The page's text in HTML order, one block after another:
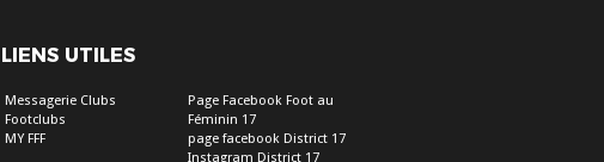
LIENS UTILES
Messagerie Clubs
Footclubs
MY FFF
Page Facebook Foot au
Féminin 17
page facebook District 17
Instagram District 17